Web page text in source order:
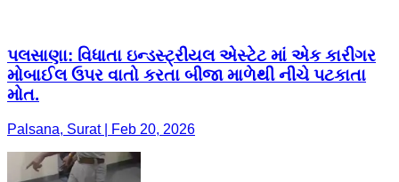
પલસાણા: વિધાતા ઇન્ડસ્ટ્રીયલ એસ્ટેટ માં એક કારીગર
મોબાઈલ ઉપર વાતો કરતા બીજા માળેથી નીચે પટકાતા
મોત.
Palsana, Surat | Feb 20, 2026